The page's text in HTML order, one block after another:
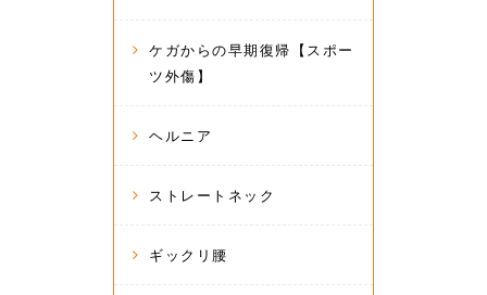
ケガからの早期復帰【スポー
ツ外傷】
ヘルニア
ストレートネック
ギックリ腰